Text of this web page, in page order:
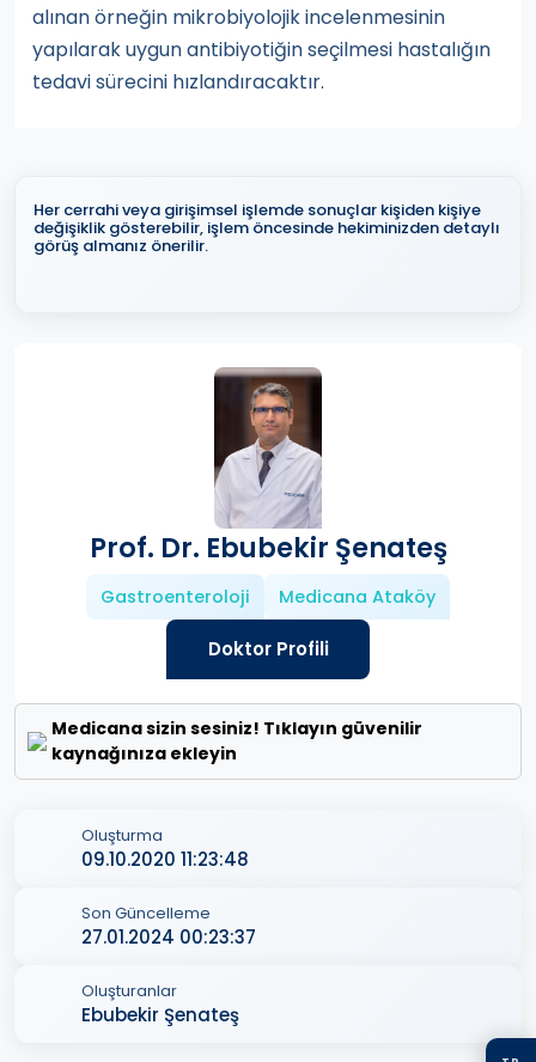
alınan örneğin mikrobiyolojik incelenmesinin
yapılarak uygun antibiyotiğin seçilmesi hastalığın
tedavi sürecini hızlandıracaktır.
Her cerrahi veya girişimsel işlemde sonuçlar kişiden kişiye
değişiklik gösterebilir, işlem öncesinde hekiminizden detaylı
görüş almanız önerilir.
Prof. Dr. Ebubekir Şenateş
Gastroenteroloji Medicana Ataköy
Doktor Profili
Medicana sizin sesiniz! Tıklayın güvenilir
kaynağınıza ekleyin
Oluşturma
09.10.2020 11:23:48
Son Güncelleme
27.01.2024 00:23:37
Oluşturanlar
Ebubekir Şenateş